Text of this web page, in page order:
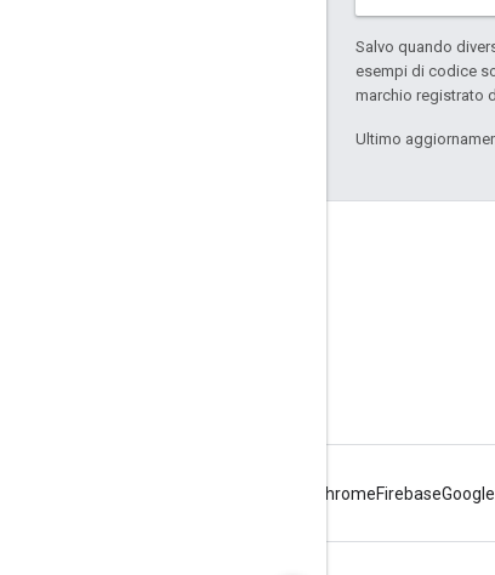
Salvo quando
esempi di codice
marchio registrato
Ultimo
ChromeFirebase